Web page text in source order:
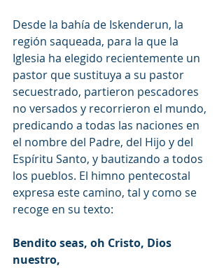
Desde la bahía de Iskenderun, la
región saqueada, para la que la
Iglesia ha elegido recientemente un
pastor que sustituya a su pastor
secuestrado, partieron pescadores
no versados y recorrieron el mundo,
predicando a todas las naciones en
el nombre del Padre, del Hijo y del
Espíritu Santo, y bautizando a todos
los pueblos. El himno pentecostal
expresa este camino, tal y como se
recoge en su texto:
Bendito seas, oh Cristo, Dios
nuestro,